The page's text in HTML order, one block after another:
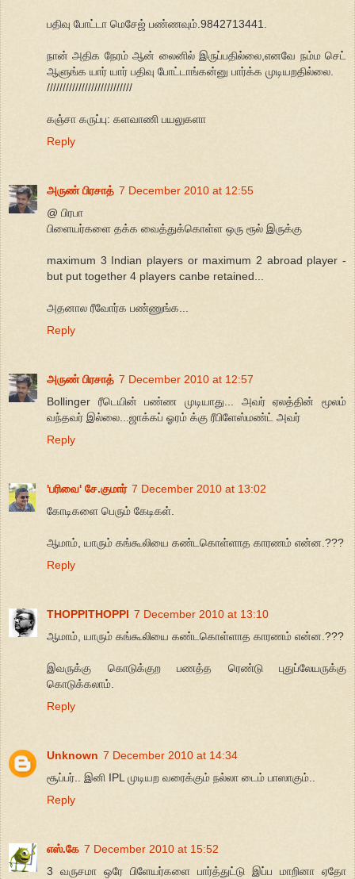
பதிவு போட்டா மெசேஜ் பண்ணவும்.9842713441.
நான் அதிக நேரம் ஆன் லைனில் இருப்பதில்லை,எனவே நம்ம செட்
ஆளுங்க யார் யார் பதிவு போட்டாங்கன்னு பார்க்க முடியறதில்லை.
///////////////////////////
கஞ்சா கருப்பு: களவாணி பயலுகளா
Reply
அருண் பிரசாத் 7 December 2010 at 12:55
@ பிரபா
பிளையர்களை தக்க வைத்துக்கொள்ள ஒரு ரூல் இருக்கு
maximum 3 Indian players or maximum 2 abroad player -
but put together 4 players canbe retained...
அதனால ரீவோர்க பண்ணுங்க...
Reply
அருண் பிரசாத் 7 December 2010 at 12:57
Bollinger ரீடெயின் பண்ண முடியாது... அவர் ஏலத்தின் மூலம்
வந்தவர் இல்லை...ஜாக்கப் ஓரம் க்கு ரீபிளேஸ்மண்ட் அவர்
Reply
'பரிவை' சே.குமார் 7 December 2010 at 13:02
கோடிகளை பெரும் கேடிகள்.
ஆமாம், யாரும் கங்கூலியை கண்டகொள்ளாத காரணம் என்ன.???
Reply
THOPPITHOPPI 7 December 2010 at 13:10
ஆமாம், யாரும் கங்கூலியை கண்டகொள்ளாத காரணம் என்ன.???
இவருக்கு கொடுக்குற பணத்த ரெண்டு புதுப்லேயருக்கு
கொடுக்கலாம்.
Reply
Unknown 7 December 2010 at 14:34
சூப்பர்.. இனி IPL முடியற வரைக்கும் நல்லா டைம் பாஸாகும்..
Reply
எஸ்.கே 7 December 2010 at 15:52
3 வருசமா ஒரே பிளேயர்களை பார்த்துட்டு இப்ப மாறினா ஏதோ